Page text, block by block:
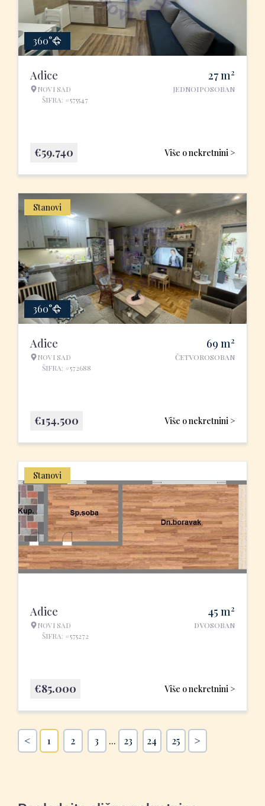
360°
Adice
NOVI SAD
ŠIFRA: #575547
27m2
JEDNOIPOSOBAN
Više o nekretnini >
€59.740
Stanovi
360°
Adice
NOVI SAD
ŠIFRA: #572688
69 m2
ČETVOROSOBAN
Više o nekretnini >
€154.500
Stanovi
Adice
NOVI SAD
ŠIFRA: #575272
45 m2
DVOSOBAN
Više o nekretnini >
€85.000
< 1 2 3 ... 23 24 25 >